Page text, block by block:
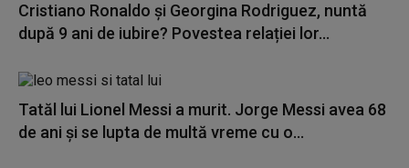
Cristiano Ronaldo și Georgina Rodriguez, nuntă
după 9 ani de iubire? Povestea relației lor...
Tatăl lui Lionel Messi a murit. Jorge Messi avea 68
de ani și se lupta de multă vreme cu o...